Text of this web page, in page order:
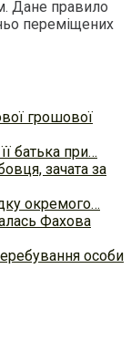
Дане правило
переміщених
грошової
батька при…
зачата за
окремого…
Фахова
особи